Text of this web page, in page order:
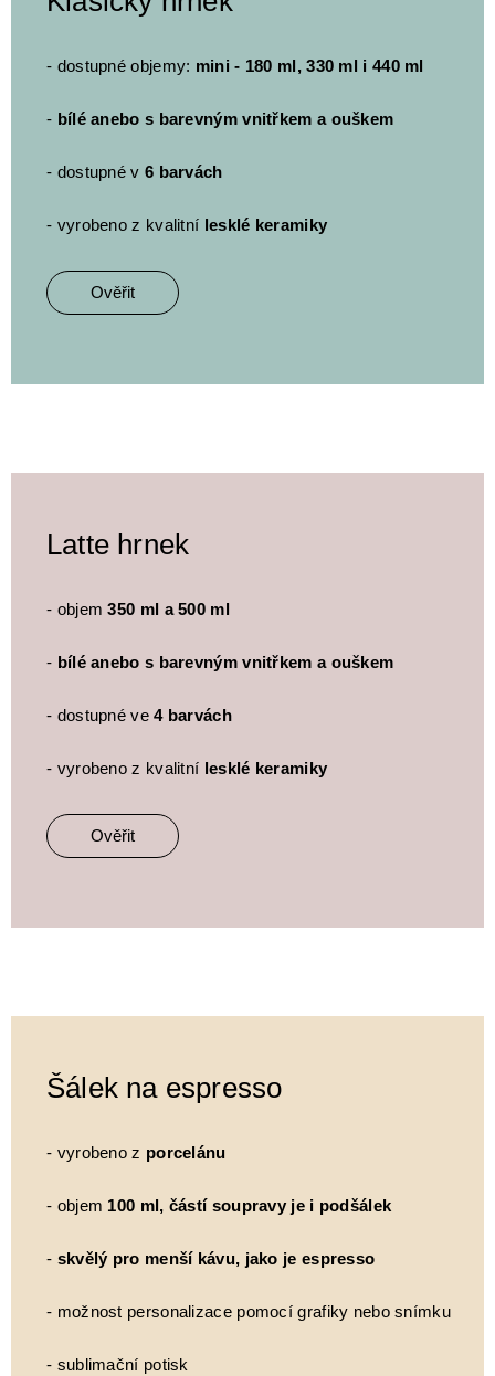
- dostupné objemy: mini - 180 ml, 330 ml i 440 ml
- bílé anebo s barevným vnitřkem a ouškem
- dostupné v 6 barvách
- vyrobeno z kvalitní lesklé keramiky
Ověřit
Latte hrnek
- objem350 ml a 500 ml
- bílé anebo s barevným vnitřkem a ouškem
- dostupné ve4 barvách
- vyrobeno z kvalitní lesklé keramiky
Ověřit
Šálek na espresso
- vyrobeno z porcelánu
- objem 100 ml, částí soupravy je i podšálek
- skvělý pro menší kávu, jako je espresso
- možnost personalizace pomocí grafiky nebo snímku
- sublimační potisk